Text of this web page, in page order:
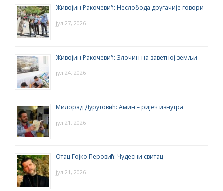
Живојин Ракочевић: Неслобода другачије говори
јул 27, 2026
Живојин Ракочевић: Злочин на заветној земљи
јул 24, 2026
Милорад Дурутовић: Амин – ријеч изнутра
јул 21, 2026
Отац Гојко Перовић: Чудесни свитац
јул 21, 2026